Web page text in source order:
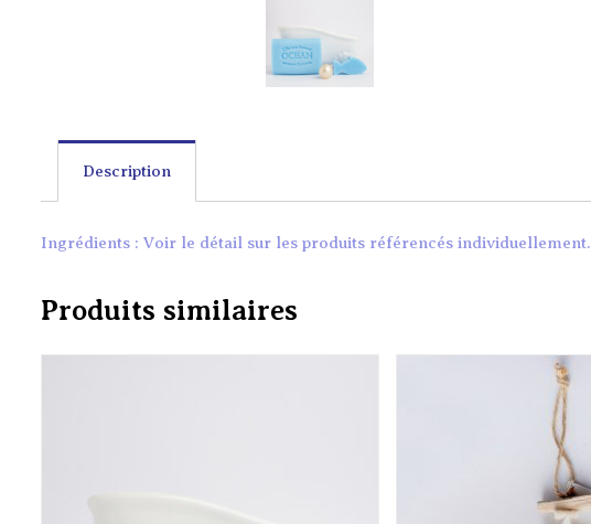
Description
Ingrédients : Voir le détail sur les produits référencés individuellement.
Produits similaires